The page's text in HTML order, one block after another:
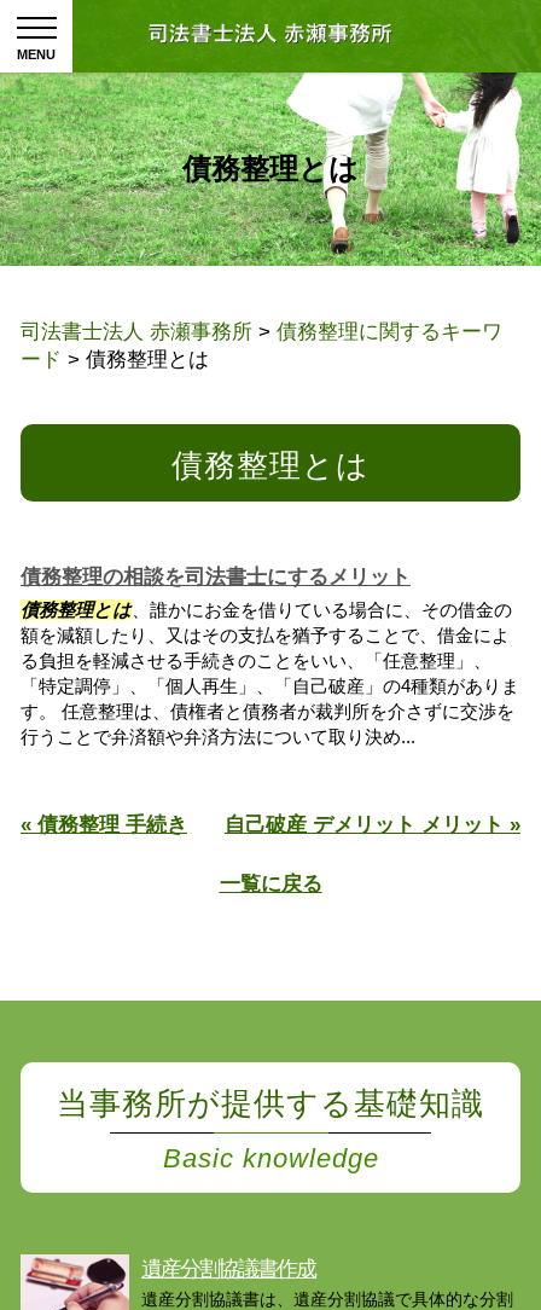
債務整理とは
司法書士法人 赤瀬事務所 > 債務整理に関するキーワ
ード > 債務整理とは
債務整理とは
債務整理の相談を司法書士にするメリット
債務整理とは、誰かにお金を借りている場合に、その借金の
額を減額したり、又はその支払を猶予することで、借金によ
る負担を軽減させる手続きのことをいい、「任意整理」、
「特定調停」、「個人再生」、「自己破産」の4種類がありま
す。 任意整理は、債権者と債務者が裁判所を介さずに交渉を
行うことで弁済額や弁済方法について取り決め...
« 債務整理 手続き 自己破産 デメリット メリット »
一覧に戻る
当事務所が提供する基礎知識
Basic knowledge
遺産分割協議書作成
遺産分割協議書は、遺産分割協議で具体的な分割